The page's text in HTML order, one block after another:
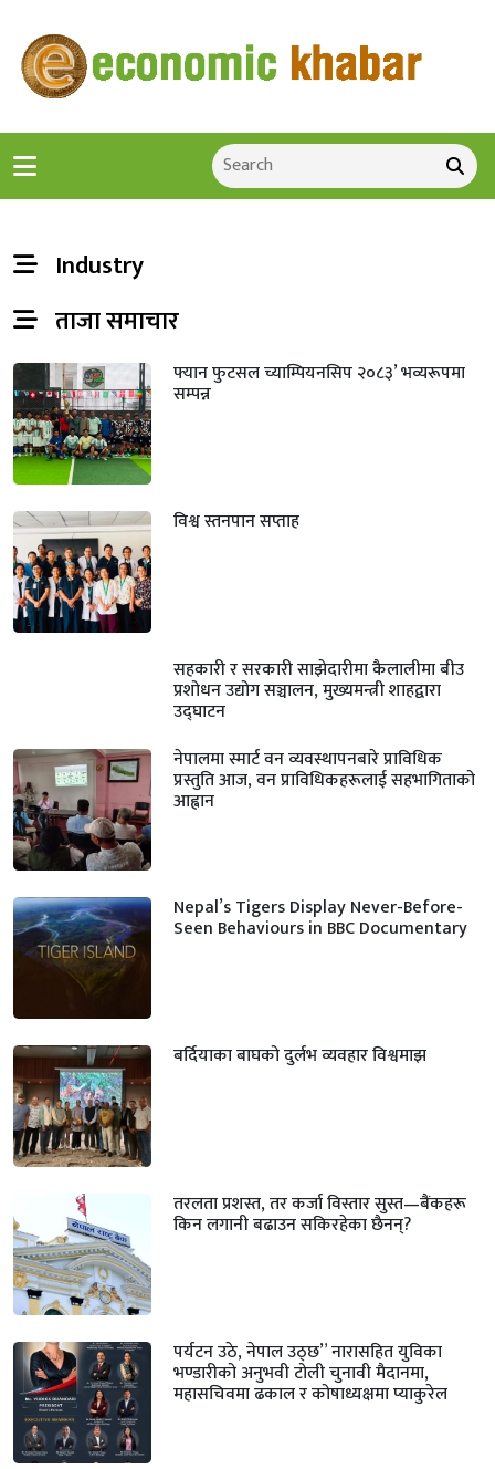
Industry
ताजा समाचार
फ्यान फुटसल च्याम्पियनसिप २०८३’ भव्यरूपमा
सम्पन्न
विश्व स्तनपान सप्ताह
सहकारी र सरकारी साझेदारीमा कैलालीमा बीउ
प्रशोधन उद्योग सञ्चालन, मुख्यमन्त्री शाहद्वारा
उद्घाटन
नेपालमा स्मार्ट वन व्यवस्थापनबारे प्राविधिक
प्रस्तुति आज, वन प्राविधिकहरूलाई सहभागिताको
आह्वान
Nepal’s Tigers Display Never-Before-
Seen Behaviours in BBC Documentary
बर्दियाका बाघको दुर्लभ व्यवहार विश्वमाझ
तरलता प्रशस्त, तर कर्जा विस्तार सुस्त—बैंकहरू
किन लगानी बढाउन सकिरहेका छैनन्?
पर्यटन उठे, नेपाल उठ्छ” नारासहित युविका
भण्डारीको अनुभवी टोली चुनावी मैदानमा,
महासचिवमा ढकाल र कोषाध्यक्षमा प्याकुरेल